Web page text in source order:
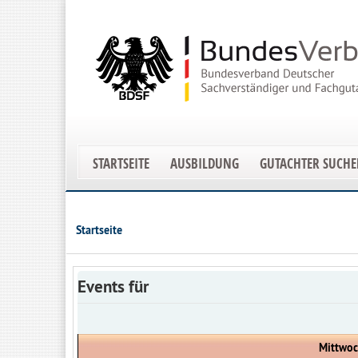
STARTSEITE AUSBILDUNG GUTACHTER
Startseite
Events für